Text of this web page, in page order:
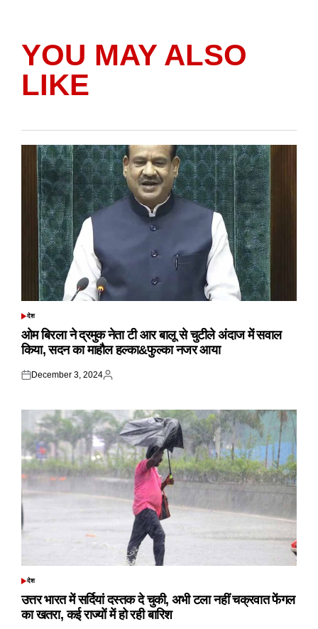
YOU MAY ALSO
LIKE
POSTED
देश
ओम बिरला ने द्रमुक नेता टी आर बालू से चुटीले अंदाज में सवाल
किया, सदन का माहौल हल्का&फुल्का नजर आया
Posted
December 3, 2024
Posted
POSTED
देश
उत्तर भारत में सर्दियां दस्तक दे चुकी, अभी टला नहीं चक्रवात फेंगल
का खतरा, कई राज्यों में हो रही बारिश